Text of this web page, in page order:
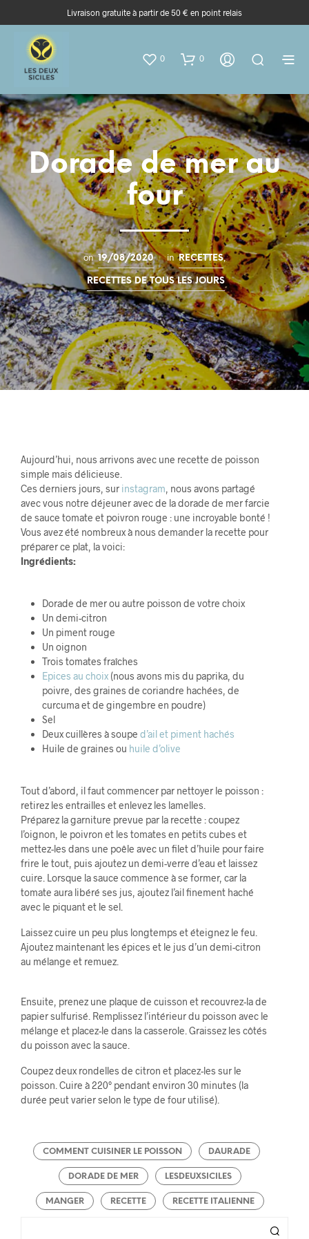
Livraison gratuite à partir de 50 € en point relais
0 0
Dorade de mer au
four
on 19/08/2020 in RECETTES,
RECETTES DE TOUS LES JOURS
Aujourd’hui, nous arrivons avec une recette de poisson
simple mais délicieuse.
Ces derniers jours, sur instagram , nous avons partagé
avec vous notre déjeuner avec de la dorade de mer farcie
de sauce tomate et poivron rouge : une incroyable bonté !
Vous avez été nombreux à nous demander la recette pour
préparer ce plat, la voici:
Ingrédients:
Dorade de mer ou autre poisson de votre choix
Un demi-citron
Un piment rouge
Un oignon
Trois tomates fraîches
Epices au choix(nous avons mis du paprika, du
poivre, des graines de coriandre hachées, de
curcuma et de gingembre en poudre)
Sel
Deux cuillères à soupe d’ail et piment hachés
Huile de graines ou huile d’olive
Tout d’abord, il faut commencer par nettoyer le poisson :
retirez les entrailles et enlevez les lamelles.
Préparez la garniture prevue par la recette : coupez
l’oignon, le poivron et les tomates en petits cubes et
mettez-les dans une poêle avec un filet d’huile pour faire
frire le tout, puis ajoutez un demi-verre d’eau et laissez
cuire. Lorsque la sauce commence à se former, car la
tomate aura libéré ses jus, ajoutez l’ail finement haché
avec le piquant et le sel.
Laissez cuire un peu plus longtemps et éteignez le feu.
Ajoutez maintenant les épices et le jus d’un demi-citron
au mélange et remuez.
Ensuite, prenez une plaque de cuisson et recouvrez-la de
papier sulfurisé. Remplissez l’intérieur du poisson avec le
mélange et placez-le dans la casserole. Graissez les côtés
du poisson avec la sauce.
Coupez deux rondelles de citron et placez-les sur le
poisson. Cuire à 220° pendant environ 30 minutes (la
durée peut varier selon le type de four utilisé).
COMMENT CUISINER LE POISSON DAURADE
DORADE DE MER LESDEUXSICILES
MANGER RECETTE RECETTE ITALIENNE